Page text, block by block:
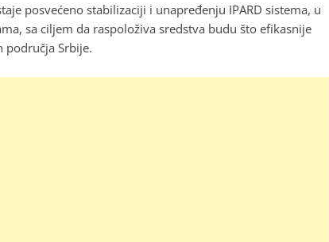
posvećeno stabilizaciji i unapređenju IPARD sistema, u
sa ciljem da raspoloživa sredstva budu što efikasnije
područja Srbije.